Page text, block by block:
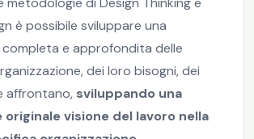
è possibile sviluppare una
e approfondita delle
dei loro bisogni, dei
affrontano, sviluppando una
originale visione del lavoro nella